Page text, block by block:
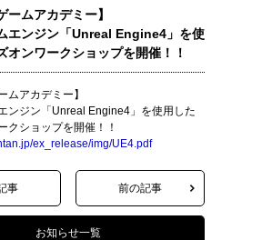
ームアカデミー】
エンジン「Unreal Engine4」を使
オンワークショップを開催！！
ムアカデミー】
ンジン「Unreal Engine4」を使用した
クショップを開催！！
ex_release/img/UE4.pdf
事 前の記事
お知らせ一覧